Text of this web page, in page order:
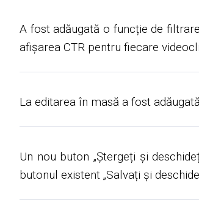
A fost adăugată o funcție de
afișarea CTR pentru fiecare
La editarea în masă a fost
Un nou buton „Ștergeți și
butonul existent „Salvați și